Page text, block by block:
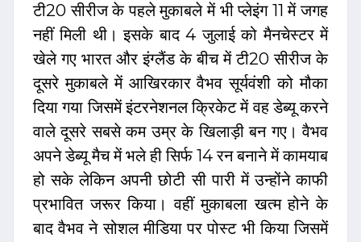
टी20 सीरीज के पहले मुकाबले में भी प्लेइंग 11 में जगह
नहीं मिली थी। इसके बाद 4 जुलाई को मैनचेस्टर में
खेले गए भारत और इंग्लैंड के बीच में टी20 सीरीज के
दूसरे मुकाबले में आखिरकार वैभव सूर्यवंशी को मौका
दिया गया जिसमें इंटरनेशनल क्रिकेट में वह डेब्यू करने
वाले दूसरे सबसे कम उम्र के खिलाड़ी बन गए। वैभव
अपने डेब्यू मैच में भले ही सिर्फ 14 रन बनाने में कामयाब
हो सके लेकिन अपनी छोटी सी पारी में उन्होंने काफी
प्रभावित जरूर किया। वहीं मुकाबला खत्म होने के
बाद वैभव ने सोशल मीडिया पर पोस्ट भी किया जिसमें